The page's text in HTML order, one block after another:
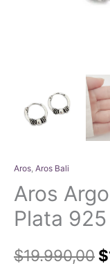
Aros, Aros Bali
Aros
Plata 925
$19.990,00 $